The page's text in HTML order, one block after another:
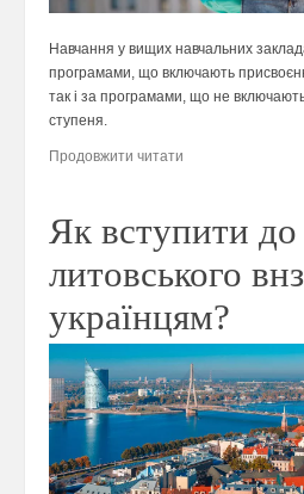
Навчання у вищих навчальних
програмами, що включають
так і за програмами, що не
ступеня.
Продовжити читати
Як вступити до
литовського внз
українцям?